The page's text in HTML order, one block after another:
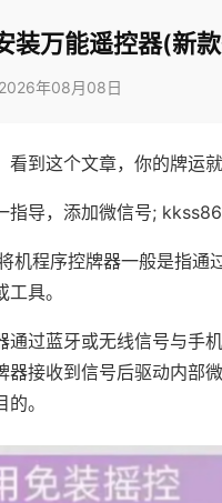
装万能遥控器(新
年08月08日
到这个文章，你的牌运就
导，添加微信号;
机程序控牌器一般是指通
具。
过蓝牙或无线信号与手
接收到信号后驱动内部
。